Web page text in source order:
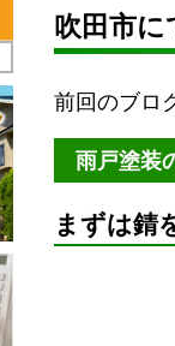
吹田市に
前回のブロ
雨戸塗装
まずは錆